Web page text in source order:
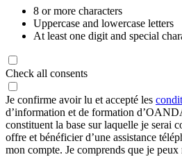
8 or more characters
Uppercase and lowercase letters
At least one digit and special
Check all consents
Je confirme avoir lu et accepté les
d’information et de formation
constituent la base sur laquelle je serai
offre et bénéficier d’une assistance
mon compte. Je comprends que je peux